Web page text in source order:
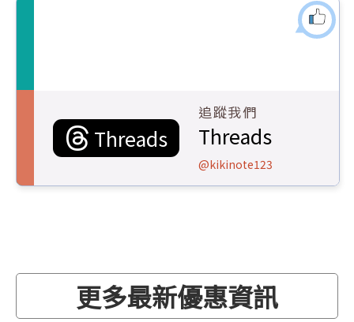
Threads
追蹤我們
Threads
@kikinote123
更多最新優惠資訊